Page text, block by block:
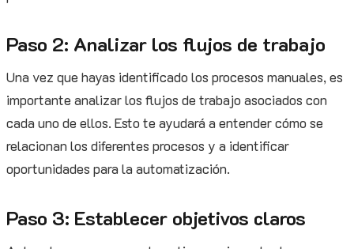
Paso 2: Analizar los flujos de trabajo
Una vez que hayas identificado los procesos manuales, es
importante analizar los flujos de trabajo asociados con
cada uno de ellos. Esto te ayudará a entender cómo se
relacionan los diferentes procesos y a identificar
oportunidades para la automatización.
Paso 3: Establecer objetivos claros